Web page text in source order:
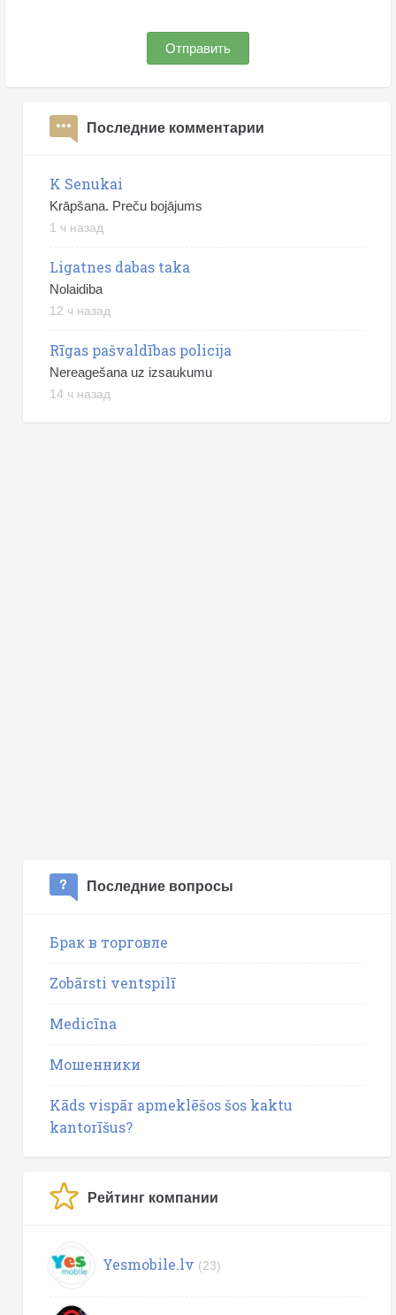
Отправить
Последние комментарии
K Senukai
Krāpšana. Preču bojājums
1 ч назад
Ligatnes dabas taka
Nolaidiba
12 ч назад
Rīgas pašvaldības policija
Nereagešana uz izsaukumu
14 ч назад
Последние вопросы
Брак в торговле
Zobārsti ventspilī
Medicīna
Мошенники
Kāds vispār apmeklēšos šos kaktu
kantorīšus?
Рейтинг компании
Yesmobile.lv (23)